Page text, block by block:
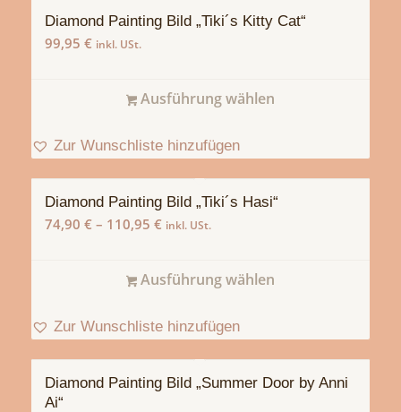
Diamond Painting Bild „Tiki´s Kitty Cat“
99,95 € inkl. USt.
Ausführung wählen
Zur Wunschliste hinzufügen
Diamond Painting Bild „Tiki´s Hasi“
74,90 € – 110,95 € inkl. USt.
Ausführung wählen
Zur Wunschliste hinzufügen
Diamond Painting Bild „Summer Door by Anni
Ai“